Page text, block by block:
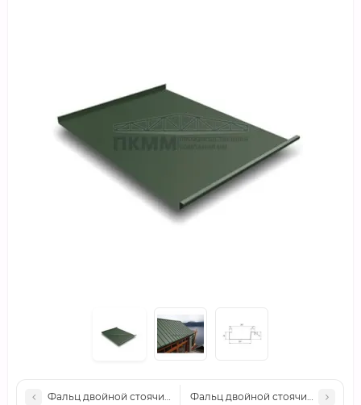
Фальц двойной стоячий Grand Line 0,5 Velur с пленкой на
Фальц двойной стоячий Grand